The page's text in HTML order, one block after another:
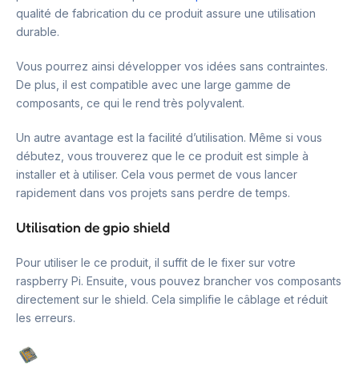
qualité de fabrication du ce produit assure une utilisation
durable.
Vous pourrez ainsi développer vos idées sans contraintes.
De plus, il est compatible avec une large gamme de
composants, ce qui le rend très polyvalent.
Un autre avantage est la facilité d’utilisation. Même si vous
débutez, vous trouverez que le ce produit est simple à
installer et à utiliser. Cela vous permet de vous lancer
rapidement dans vos projets sans perdre de temps.
Utilisation de gpio shield
Pour utiliser le ce produit, il suffit de le fixer sur votre
raspberry Pi. Ensuite, vous pouvez brancher vos composants
directement sur le shield. Cela simplifie le câblage et réduit
les erreurs.